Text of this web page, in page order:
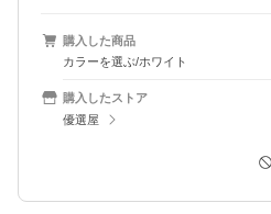
購入した商品
カラーを選ぶ/ホワイト
購入したストア
優選屋